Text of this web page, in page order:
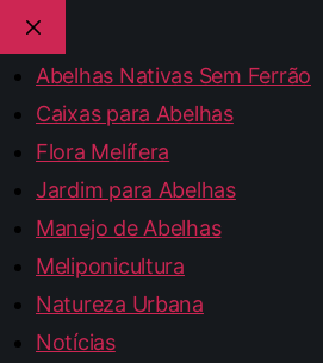
Abelhas Nativas Sem Ferrão
Caixas para Abelhas
Flora Melífera
Jardim para Abelhas
Manejo de Abelhas
Meliponicultura
Natureza Urbana
Notícias